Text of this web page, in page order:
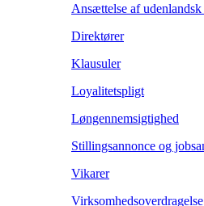
Ansættelse af
Direktører
Klausuler
Loyalitetspligt
Løngennemsigtighed
Stillingsannonce og
Vikarer
Virksomhedsoverdragelse